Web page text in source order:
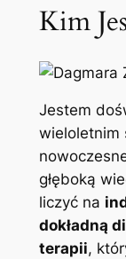
Kim
Jestem
wieloletnim
głęboką
liczyć na
dokładną
terapii,